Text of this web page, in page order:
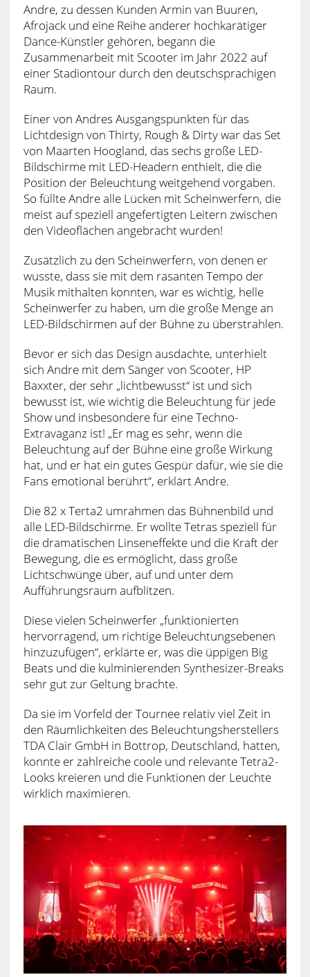
Andre, zu dessen Kunden Armin van Buuren,
Afrojack und eine Reihe anderer hochkarätiger
Dance-Künstler gehören, begann die
Zusammenarbeit mit Scooter im Jahr 2022 auf
einer Stadiontour durch den deutschsprachigen
Raum.
Einer von Andres Ausgangspunkten für das
Lichtdesign von Thirty, Rough & Dirty war das Set
von Maarten Hoogland, das sechs große LED-
Bildschirme mit LED-Headern enthielt, die die
Position der Beleuchtung weitgehend vorgaben.
So füllte Andre alle Lücken mit Scheinwerfern, die
meist auf speziell angefertigten Leitern zwischen
den Videoflächen angebracht wurden!
Zusätzlich zu den Scheinwerfern, von denen er
wusste, dass sie mit dem rasanten Tempo der
Musik mithalten konnten, war es wichtig, helle
Scheinwerfer zu haben, um die große Menge an
LED-Bildschirmen auf der Bühne zu überstrahlen.
Bevor er sich das Design ausdachte, unterhielt
sich Andre mit dem Sänger von Scooter, HP
Baxxter, der sehr „lichtbewusst“ ist und sich
bewusst ist, wie wichtig die Beleuchtung für jede
Show und insbesondere für eine Techno-
Extravaganz ist! „Er mag es sehr, wenn die
Beleuchtung auf der Bühne eine große Wirkung
hat, und er hat ein gutes Gespür dafür, wie sie die
Fans emotional berührt“, erklärt Andre.
Die 82 x Terta2 umrahmen das Bühnenbild und
alle LED-Bildschirme. Er wollte Tetras speziell für
die dramatischen Linseneffekte und die Kraft der
Bewegung, die es ermöglicht, dass große
Lichtschwünge über, auf und unter dem
Aufführungsraum aufblitzen.
Diese vielen Scheinwerfer „funktionierten
hervorragend, um richtige Beleuchtungsebenen
hinzuzufügen“, erklärte er, was die üppigen Big
Beats und die kulminierenden Synthesizer-Breaks
sehr gut zur Geltung brachte.
Da sie im Vorfeld der Tournee relativ viel Zeit in
den Räumlichkeiten des Beleuchtungsherstellers
TDA Clair GmbH in Bottrop, Deutschland, hatten,
konnte er zahlreiche coole und relevante Tetra2-
Looks kreieren und die Funktionen der Leuchte
wirklich maximieren.